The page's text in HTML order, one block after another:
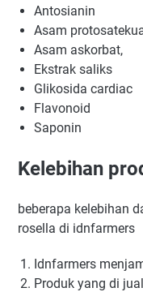
Antosianin
Asam
Asam askorbat,
Ekstrak saliks
Glikosida cardiac
Flavonoid
Saponin
Kelebihan
beberapa kelebihan
rosella di idnfarmers
Idnfarmers
Produk yang di